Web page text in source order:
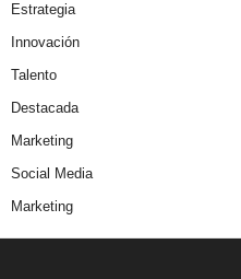
Estrategia
Innovación
Talento
Destacada
Marketing
Social Media
Marketing